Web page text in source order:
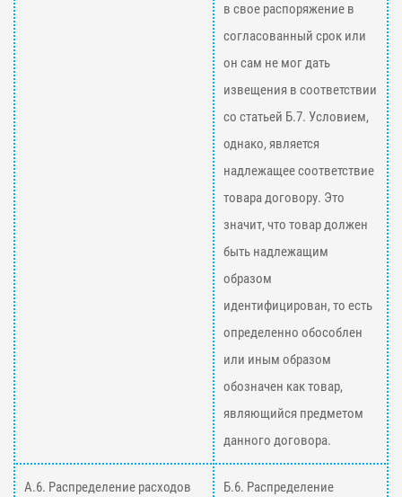
в свое распоряжение в
согласованный срок или
он сам не мог дать
извещения в соответствии
со статьей Б.7. Условием,
однако, является
надлежащее соответствие
товара договору. Это
значит, что товар должен
быть надлежащим
образом
идентифицирован, то есть
определенно обособлен
или иным образом
обозначен как товар,
являющийся предметом
данного договора.
А.6. Распределение расходов
Б.6. Распределение